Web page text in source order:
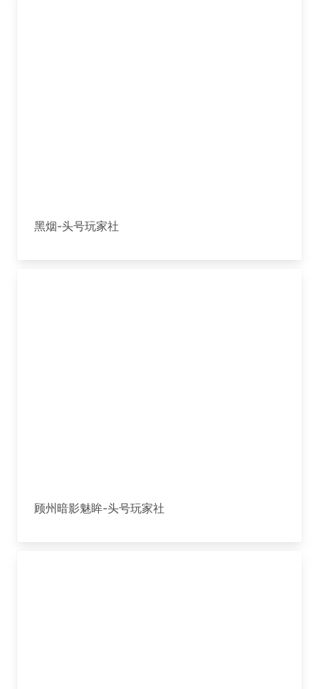
黑烟-头号玩家社
顾州暗影魅眸-头号玩家社